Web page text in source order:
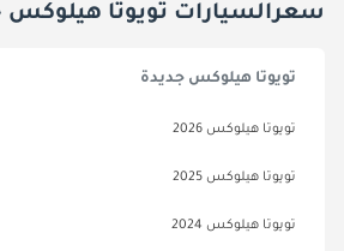
سعرالسيارات تويوتا هيلوكس
تويوتا هيلوكس جديدة
تويوتا هيلوكس 2026
تويوتا هيلوكس 2025
تويوتا هيلوكس 2024